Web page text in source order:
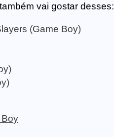
vai gostar desses:
(Game Boy)
Boy